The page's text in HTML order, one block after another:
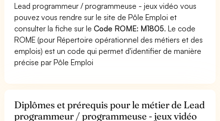
Lead programmeur / programmeuse - jeux vidéo vous
pouvez vous rendre sur le site de Pôle Emploi et
consulter la fiche sur leCode ROME: M1805. Le code
ROME (pour Répertoire opérationnel des métiers et des
emplois) est un code qui permet d'identifier de manière
précise par Pôle Emploi
Diplômes et prérequis pour le métier de Lead
programmeur / programmeuse - jeux vidéo